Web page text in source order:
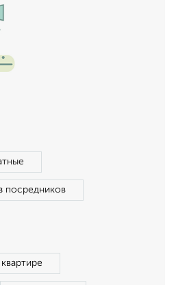
посредников
квартире